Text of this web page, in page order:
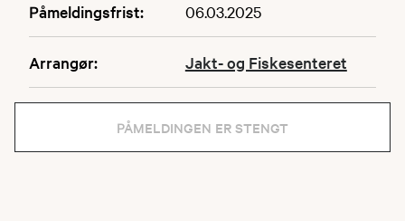
Påmeldingsfrist: 06.03.2025
Arrangør: Jakt- og Fiskesenteret
PÅMELDINGEN ER STENGT